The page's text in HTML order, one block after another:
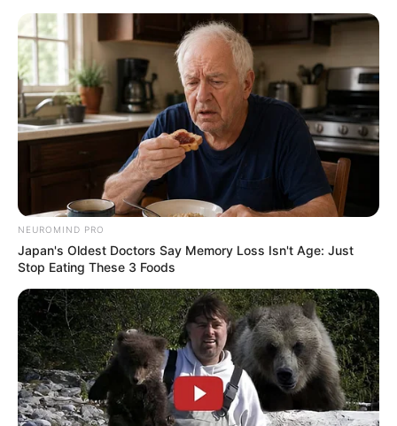
HOME
INSPIRASI
STYLE
FILM &
SERIES
NGAKAK
QUOTES
HYPE
MORE
NEUROMIND PRO
Japan's Oldest Doctors Say Memory Loss Isn't Age: Just
Stop Eating These 3 Foods